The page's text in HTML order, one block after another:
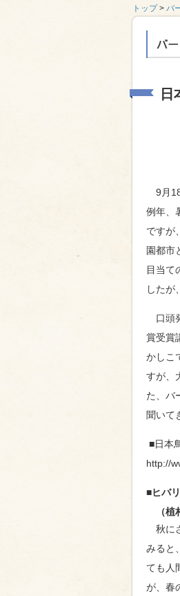
トップ> バ
日
9月18
例年、
ですが
園都市
目当て
したが
口頭
賞受賞
かしこ
すが、
た、バ
聞いて
■日本
http://
■ヒバ
（植
秋に
みると
ても人
が、春